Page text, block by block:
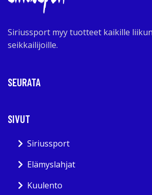
Siriussport myy tuotteet kaikille
seikkailijoille.
SEURATA
SIVUT
Siriussport
Elämyslahjat
Kuulento